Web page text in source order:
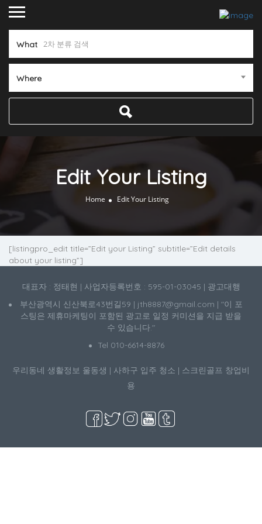
What
Where
Edit Your Listing
Home Edit Your Listing
[listingpro_edit title=”Edit your Listing” subtitle=”Edit details
about your listing”]
대표자 : 정태현 | 사업자등록번호 : 595-01-03045 | 광고대행
부산광역시 신산북로43번길59 | jth8887@gmail.com | "이 포
스팅은 제휴마케팅이 포함된 광고로 일정 커미션을 지급 받을
수 있습니다."
Tel 010-6614-8876
우리동네 생활정보 울동생 | 사하구 입주 청소 | 스크린골프 창업비
용